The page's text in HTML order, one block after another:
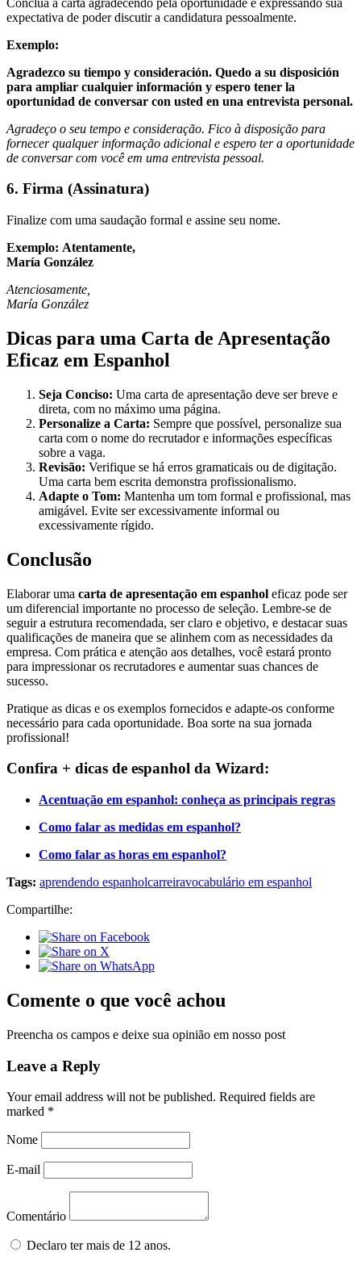
expectativa de poder discutir a candidatura pessoalmente.
Exemplo:
Agradezco su tiempo y consideración. Quedo a su disposición
para ampliar cualquier información y espero tener la
oportunidad de conversar con usted en una entrevista personal.
Agradeço o seu tempo e consideração. Fico à disposição para
fornecer qualquer informação adicional e espero ter a oportunidade
de conversar com você em uma entrevista pessoal.
6. Firma (Assinatura)
Finalize com uma saudação formal e assine seu nome.
Exemplo: Atentamente,
María González
Atenciosamente,
María González
Dicas para uma Carta de Apresentação
Eficaz em Espanhol
Seja Conciso: Uma carta de apresentação deve ser breve e
direta, com no máximo uma página.
Personalize a Carta: Sempre que possível, personalize sua
carta com o nome do recrutador e informações específicas
sobre a vaga.
Revisão: Verifique se há erros gramaticais ou de digitação.
Uma carta bem escrita demonstra profissionalismo.
Adapte o Tom: Mantenha um tom formal e profissional, mas
amigável. Evite ser excessivamente informal ou
excessivamente rígido.
Conclusão
Elaborar uma carta de apresentação em espanhol eficaz pode ser
um diferencial importante no processo de seleção. Lembre-se de
seguir a estrutura recomendada, ser claro e objetivo, e destacar suas
qualificações de maneira que se alinhem com as necessidades da
empresa. Com prática e atenção aos detalhes, você estará pronto
para impressionar os recrutadores e aumentar suas chances de
sucesso.
Pratique as dicas e os exemplos fornecidos e adapte-os conforme
necessário para cada oportunidade. Boa sorte na sua jornada
profissional!
Confira + dicas de espanhol da Wizard:
Acentuação em espanhol: conheça as principais regras
Como falar as medidas em espanhol?
Como falar as horas em espanhol?
Tags: aprendendo espanholcarreiravocabulário em espanhol
Compartilhe:
Comente o que você achou
Preencha os campos e deixe sua opinião em nosso post
Leave a Reply
Your email address will not be published. Required fields are
marked *
Nome
E-mail
Comentário
Declaro ter mais de 12 anos.